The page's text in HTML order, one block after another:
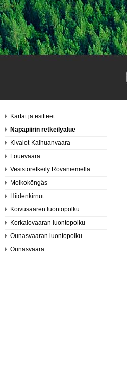
Kartat ja esitteet
Napapiirin retkeilyalue
Kivalot-Kaihuanvaara
Louevaara
Vesistöretkeily Rovaniemellä
Molkoköngäs
Hiidenkirnut
Koivusaaren luontopolku
Korkalovaaran luontopolku
Ounasvaaran luontopolku
Ounasvaara